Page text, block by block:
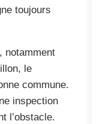
toujours
notamment
le
commune.
inspection
l’obstacle.